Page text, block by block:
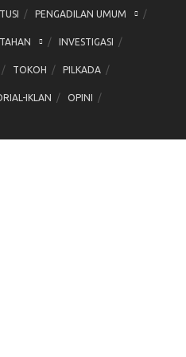
PENGADILAN UMUM
INVESTIGASI
TOKOH PILKADA
IKLAN OPINI